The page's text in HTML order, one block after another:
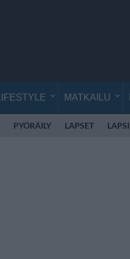
LIFESTYLE MATKAILU
PYÖRÄILY LAPSET LAPSI